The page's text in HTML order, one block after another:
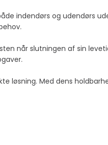
indendørs og udendørs
når slutningen af sin
løsning. Med dens